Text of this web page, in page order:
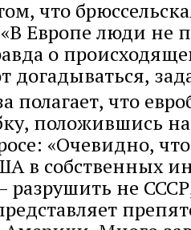
что
Европе люди не
о
догадываться,
полагает, что
положившись
«Очевидно,
в собственных
не